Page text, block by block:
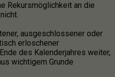
Rekursmöglichkeit an die
ausgeschlossener oder
erloschener
des Kalenderjahres weiter,
wichtigem Grunde